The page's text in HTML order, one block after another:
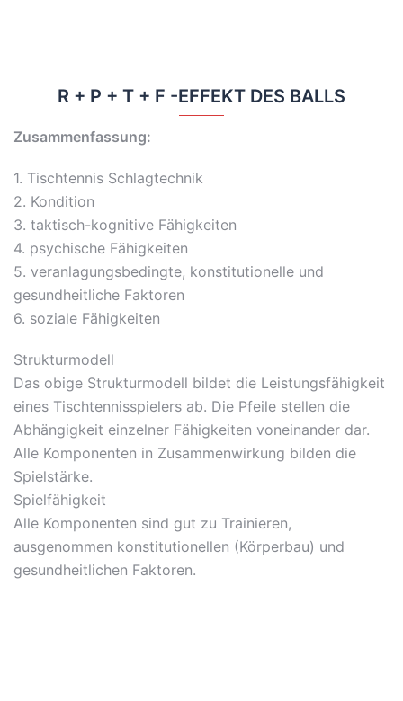
R + P + T + F -EFFEKT DES BALLS
Zusammenfassung:
1. Tischtennis Schlagtechnik
2. Kondition
3. taktisch-kognitive Fähigkeiten
4. psychische Fähigkeiten
5. veranlagungsbedingte, konstitutionelle und
gesundheitliche Faktoren
6. soziale Fähigkeiten
Strukturmodell
Das obige Strukturmodell bildet die Leistungsfähigkeit
eines Tischtennisspielers ab. Die Pfeile stellen die
Abhängigkeit einzelner Fähigkeiten voneinander dar.
Alle Komponenten in Zusammenwirkung bilden die
Spielstärke.
Spielfähigkeit
Alle Komponenten sind gut zu Trainieren,
ausgenommen konstitutionellen (Körperbau) und
gesundheitlichen Faktoren.